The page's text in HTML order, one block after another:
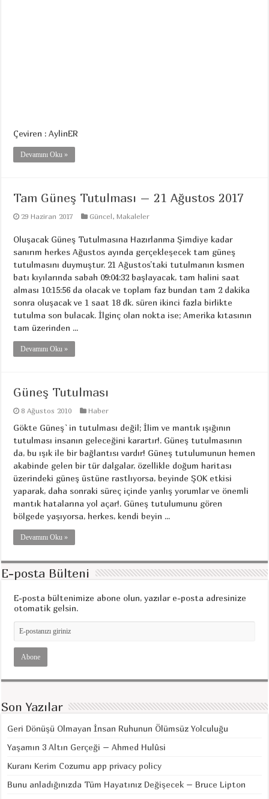
Çeviren : AylinER
Devamını Oku »
Tam Güneş Tutulması – 21 Ağustos 2017
29 Haziran 2017 Güncel,Makaleler
Oluşacak Güneş Tutulmasına Hazırlanma Şimdiye kadar
sanırım herkes Ağustos ayında gerçekleşecek tam güneş
tutulmasını duymuştur. 21 Ağustos’taki tutulmanın kısmen
batı kıyılarında sabah 09:04:32 başlayacak, tam halini saat
alması 10:15:56 da olacak ve toplam faz bundan tam 2 dakika
sonra oluşacak ve 1 saat 18 dk. süren ikinci fazla birlikte
tutulma son bulacak. İlginç olan nokta ise; Amerika kıtasının
tam üzerinden ...
Devamını Oku »
Güneş Tutulması
8 Ağustos 2010 Haber
Gökte Güneş`in tutulması değil; İlim ve mantık ışığının
tutulması insanın geleceğini karartır!. Güneş tutulmasının
da, bu ışık ile bir bağlantısı vardır! Güneş tutulumunun hemen
akabinde gelen bir tür dalgalar, özellikle doğum haritası
üzerindeki güneş üstüne rastlıyorsa, beyinde ŞOK etkisi
yaparak, daha sonraki süreç içinde yanlış yorumlar ve önemli
mantık hatalarına yol açar!. Güneş tutulumunu gören
bölgede yaşıyorsa, herkes, kendi beyin ...
Devamını Oku »
E-posta Bülteni
E-posta bültenimize abone olun, yazılar e-posta adresinize
otomatik gelsin.
Son Yazılar
Geri Dönüşü Olmayan İnsan Ruhunun Ölümsüz Yolculuğu
Yaşamın 3 Altın Gerçeği – Ahmed Hulûsi
Kuranı Kerim Cozumu app privacy policy
Bunu anladığınızda Tüm Hayatınız Değişecek – Bruce Lipton